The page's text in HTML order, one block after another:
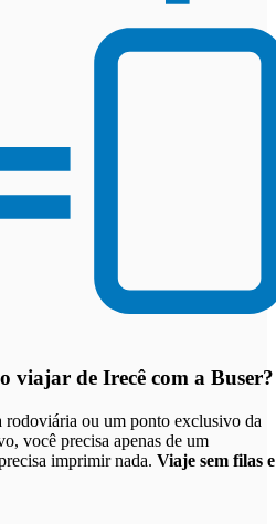
viajar de Irecê com a Buser?
rodoviária ou um ponto exclusivo da
você precisa apenas de um
imprimir nada. Viaje sem filas e